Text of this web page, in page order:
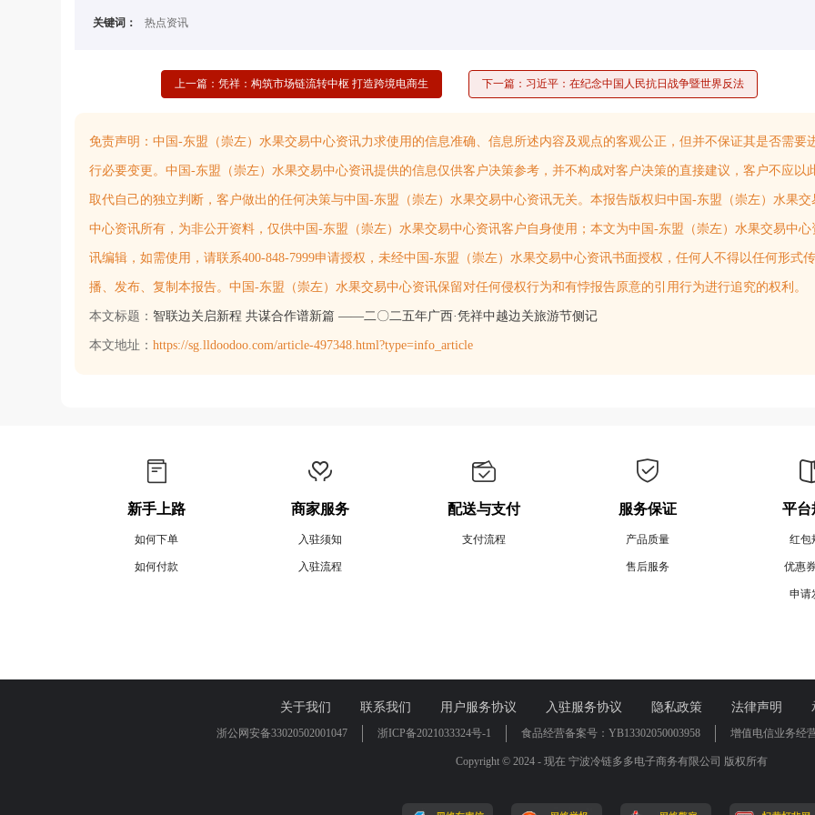
关键词： 热点资讯
上一篇：凭祥：构筑市场链流转中枢 打造跨境电商生 下一篇：习近平：在纪念中国人民抗日战争暨世界反法
免责声明： 中国-东盟（崇左）水果交易中心资讯力求使用的信息准确、信息所述内容及观点的客观公正，但并不保证其是否需要
行必要变更。中国-东盟（崇左）水果交易中心资讯提供的信息仅供客户决策参考，并不构成对客户决策的直接建议，客户不应以
取代自己的独立判断，客户做出的任何决策与中国-东盟（崇左）水果交易中心资讯无关。本报告版权归中国-东盟（崇左）水果交
中心资讯所有，为非公开资料，仅供中国-东盟（崇左）水果交易中心资讯客户自身使用；本文为中国-东盟（崇左）水果交易中心
讯编辑，如需使用，请联系400-848-7999申请授权，未经中国-东盟（崇左）水果交易中心资讯书面授权，任何人不得以任何形式传
播、发布、复制本报告。中国-东盟（崇左）水果交易中心资讯保留对任何侵权行为和有悖报告原意的引用行为进行追究的权利。
本文标题： 智联边关启新程 共谋合作谱新篇 ——二〇二五年广西·凭祥中越边关旅游节侧记
本文地址： https://sg.lldoodoo.com/article-497348.html?type=info_article
新手上路
如何下单
如何付款
商家服务
入驻须知
入驻流程
配送与支付
支付流程
服务保证
产品质量
售后服务
平台
红包
优惠
申请
关于我们 联系我们 用户服务协议 入驻服务协议 隐私政策 法律声明
浙公网安备33020502001047 浙ICP备2021033324号-1 食品经营备案号：YB13302050003958 增值电信业务经
Copyright © 2024 - 现在 宁波冷链多多电子商务有限公司 版权所有